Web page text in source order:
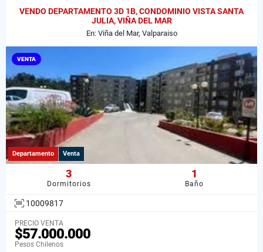
VENDO DEPARTAMENTO 3D 1B, CONDOMINIO VISTA SANTA
JULIA, VIÑA DEL MAR
En: Viña del Mar, Valparaiso
VENTA
Departamento Venta
3
Dormitorios
1
Baño
10009817
PRECIO VENTA
$57.000.000
Pesos Chilenos